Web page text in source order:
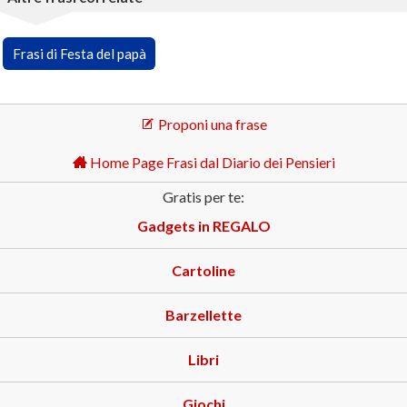
Frasi di Festa del papà
Proponi una frase
Home Page Frasi dal Diario dei Pensieri
Gratis per te:
Gadgets in REGALO
Cartoline
Barzellette
Libri